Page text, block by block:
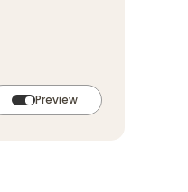
Preview